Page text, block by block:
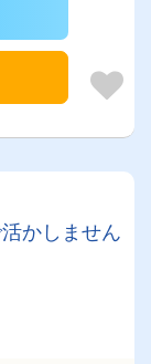
かしません